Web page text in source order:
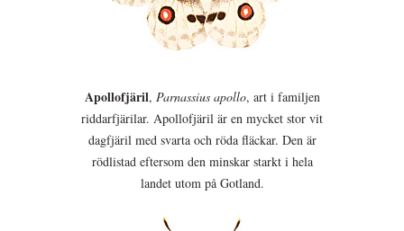
Apollofjäril, Parnassius apollo, art i familjen
riddarfjärilar. Apollofjäril är en mycket stor vit
dagfjäril med svarta och röda fläckar. Den är
rödlistad eftersom den minskar starkt i hela
landet utom på Gotland.